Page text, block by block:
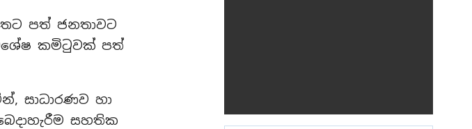
පත් ජනතාවට
කමිටුවක් පත්
සාධාරණව හා
සහතික